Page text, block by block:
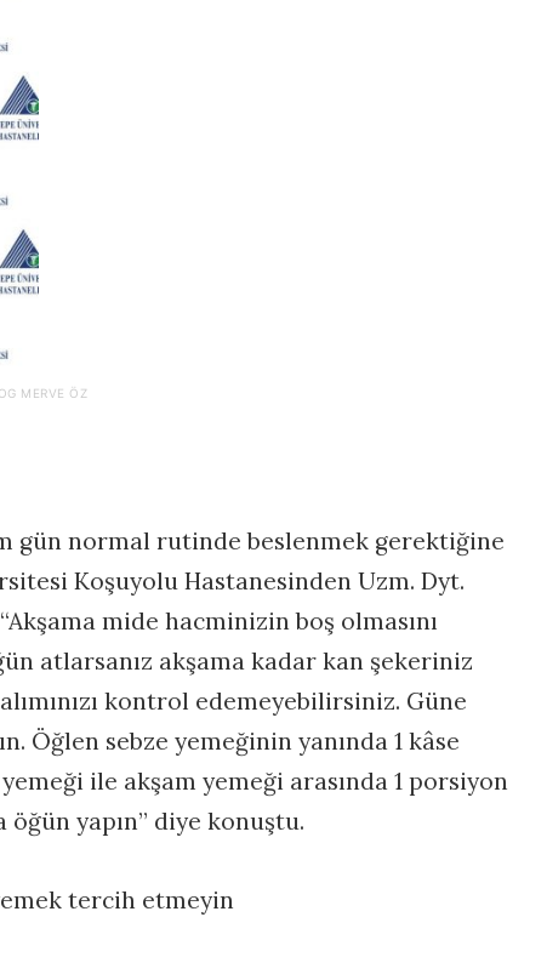
MERVE ÖZ
gün normal rutinde beslenmek gerektiğine
Koşuyolu Hastanesinden Uzm. Dyt.
mide hacminizin boş olmasını
atlarsanız akşama kadar kan şekeriniz
kontrol edemeyebilirsiniz. Güne
Öğlen sebze yemeğinin yanında 1 kâse
ile akşam yemeği arasında 1 porsiyon
yapın” diye konuştu.
tercih etmeyin